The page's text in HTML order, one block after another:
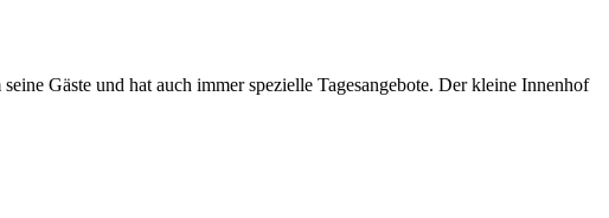
Gäste und hat auch immer spezielle Tagesangebote. Der kleine Innenhof